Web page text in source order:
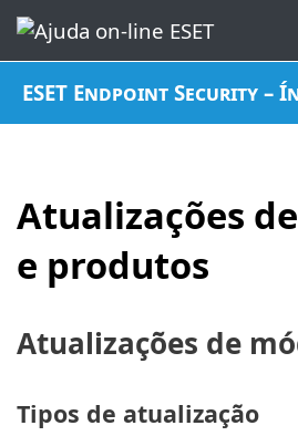
ESET Endpoint Security –
Atualizações
e produtos
Atualizações de
Tipos de atualização